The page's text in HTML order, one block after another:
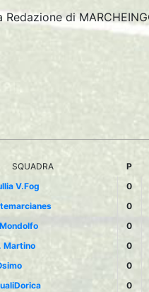
di
SQUADRA P
V.Fog 0
0
0
Martino 0
0
0